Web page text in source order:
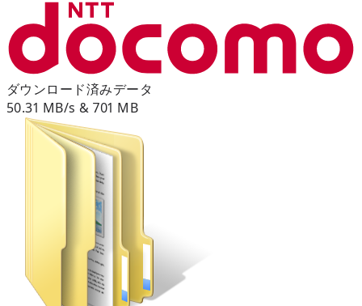
ダウンロード済みデータ
50.31 MB/s & 701 MB